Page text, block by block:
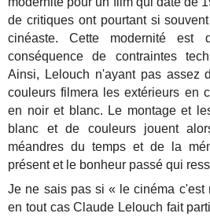
de critiques ont pourtant si
cinéaste. Cette modernité est
conséquence de contraintes
Ainsi, Lelouch n'ayant pas assez
couleurs filmera les extérieurs en
en noir et blanc. Le montage et
blanc et de couleurs jouent
méandres du temps et de la
présent et le bonheur passé qui
Je ne sais pas si « le cinéma c'est
en tout cas Claude Lelouch fait